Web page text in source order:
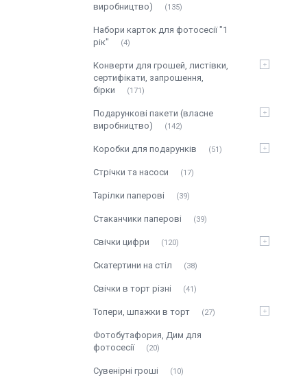
виробництво)
135
Набори карток для фотосесії "1
рік"
4
Конверти для грошей, листівки,
сертифікати, запрошення,
бірки
171
Подарункові пакети (власне
виробництво)
142
Коробки для подарунків 51
Стрічки та насоси 17
Тарілки паперові 39
Стаканчики паперові 39
Свічки цифри 120
Скатертини на стіл 38
Свічки в торт різні 41
Топери, шпажки в торт 27
Фотобутафория, Дим для
фотосесії
20
Сувенірні гроші 10